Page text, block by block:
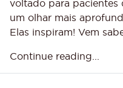
voltado para pacientes
um olhar mais
Elas inspiram! Vem
Continue reading...